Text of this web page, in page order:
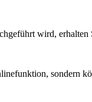
wird, erhalten
sondern